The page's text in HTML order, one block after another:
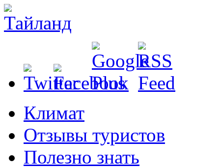
Климат
Отзывы туристов
Полезно знать